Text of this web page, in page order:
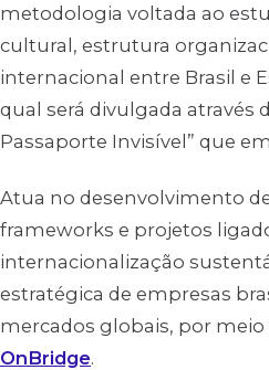
metodologia voltada ao
cultural, estrutura
internacional entre Brasil e
qual será divulgada através
Passaporte Invisível” que
Atua no desenvolvimento
frameworks e projetos
internacionalização
estratégica de empresas
mercados globais, por
OnBridge.